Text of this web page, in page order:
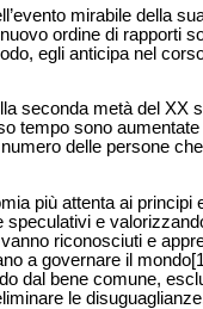
mirabile della
ordine di rapporti
egli anticipa nel
seconda metà del XX
tempo sono aumentate
delle persone
più attenta ai principi
speculativi e
riconosciuti e
a governare il
dal bene comune,
le